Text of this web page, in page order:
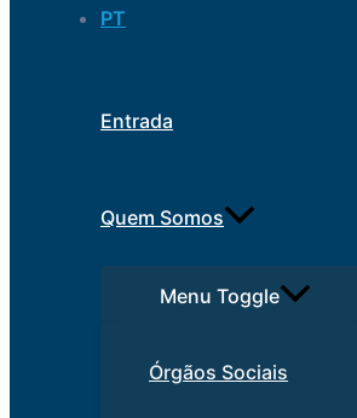
PT
Entrada
Quem Somos
Menu Toggle
Órgãos Sociais